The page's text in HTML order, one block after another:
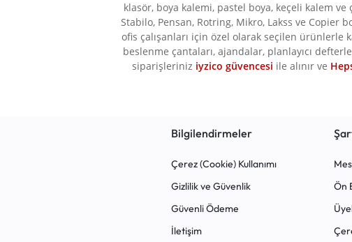
klasör, boya kalemi, pastel boya, keçeli kalem
Stabilo, Pensan, Rotring, Mikro, Lakss ve
ofis çalışanları için özel olarak seçilen ürünlerle
beslenme çantaları, ajandalar, planlayıcı
siparişleriniz iyzico güvencesi ile alınır ve
Bilgilendirmeler
Çerez (Cookie) Kullanımı
Gizlilik ve Güvenlik
Güvenli Ödeme
İletişim
Ön